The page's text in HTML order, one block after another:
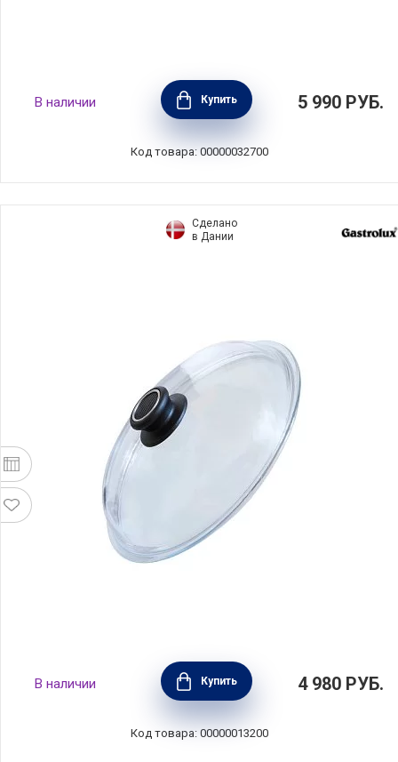
Крышка Black Titan 32 см, стекло, Barazzoni,
Италия, 85503503298
В наличии Купить 5 990 РУБ.
Код товара: 00000032700
Сделано
в Дании
Крышка стеклянная 20 см Gastrolux, Дания,
GAS20-0
В наличии Купить 4 980 РУБ.
Код товара: 00000013200